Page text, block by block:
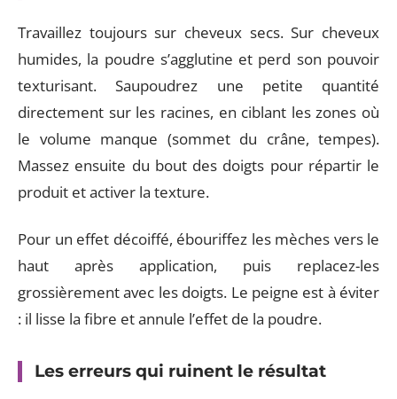
Travaillez toujours sur cheveux secs. Sur cheveux
humides, la poudre s’agglutine et perd son pouvoir
texturisant. Saupoudrez une petite quantité
directement sur les racines, en ciblant les zones où
le volume manque (sommet du crâne, tempes).
Massez ensuite du bout des doigts pour répartir le
produit et activer la texture.
Pour un effet décoiffé, ébouriffez les mèches vers le
haut après application, puis replacez-les
grossièrement avec les doigts. Le peigne est à éviter
: il lisse la fibre et annule l’effet de la poudre.
Les erreurs qui ruinent le résultat